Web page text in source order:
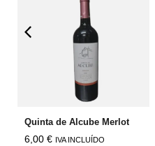
Quinta de Alcube Merlot
6,00 € IVA INCLUÍDO